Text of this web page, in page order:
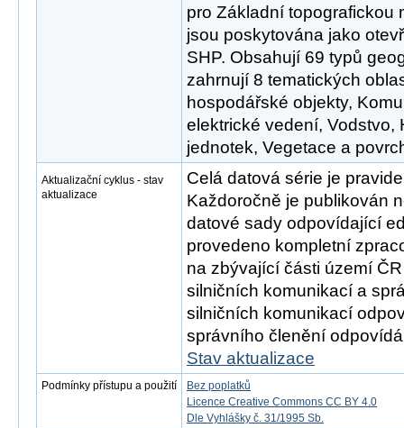
pro Základní topografickou
jsou poskytována jako
SHP. Obsahují 69 typů
zahrnují 8 tematických
hospodářské objekty,
elektrické vedení, Vodstvo,
jednotek, Vegetace a
Aktualizační cyklus - stav
aktualizace
Celá datová série je
Každoročně je publikován
datové sady odpovídající
provedeno kompletní
na zbývající části území
silničních komunikací a
silničních komunikací
správního členění
Stav aktualizace
Podmínky přístupu a použití
Bez poplatků
Licence Creative Commons CC BY 4.0
Dle Vyhlášky č. 31/1995 Sb.